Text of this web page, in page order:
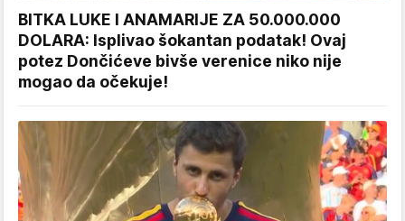
BITKA LUKE I ANAMARIJE ZA 50.000.000
DOLARA: Isplivao šokantan podatak! Ovaj
potez Dončićeve bivše verenice niko nije
mogao da očekuje!